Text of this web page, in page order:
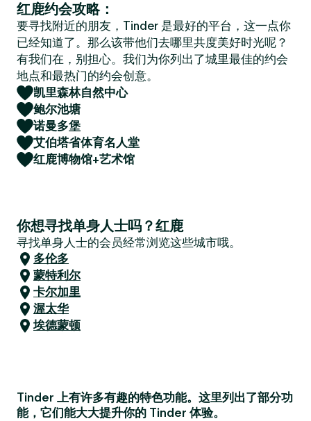
红鹿约会攻略：
要寻找附近的朋友，Tinder 是最好的平台，这一点你
已经知道了。那么该带他们去哪里共度美好时光呢？
有我们在，别担心。我们为你列出了城里最佳的约会
地点和最热门的约会创意。
凯里森林自然中心
鲍尔池塘
诺曼多堡
艾伯塔省体育名人堂
红鹿博物馆+艺术馆
你想寻找单身人士吗？红鹿
寻找单身人士的会员经常浏览这些城市哦。
多伦多
蒙特利尔
卡尔加里
渥太华
埃德蒙顿
Tinder 上有许多有趣的特色功能。这里列出了部分功
能，它们能大大提升你的 Tinder 体验。